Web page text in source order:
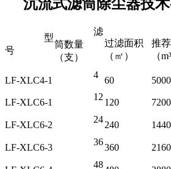
沉流式滤筒除尘器技术
型
号
滤
筒数量
（支）
过滤面积
（㎡）
推
（
LF-XLC4-1
4
60 5000
LF-XLC6-1
12
120 7200
LF-XLC6-2
24
240
LF-XLC6-3
36
360
48